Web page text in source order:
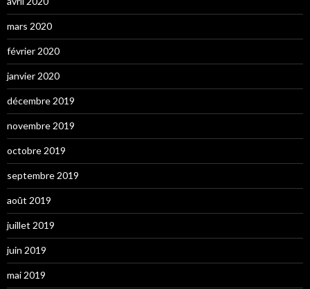
mars 2020
février 2020
janvier 2020
décembre 2019
novembre 2019
octobre 2019
septembre 2019
août 2019
juillet 2019
juin 2019
mai 2019